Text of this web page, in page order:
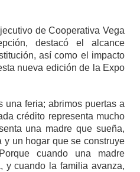
de Cooperativa Vega
destacó el alcance
así como el impacto
nueva edición de la Expo
una feria; abrimos puertas a
crédito representa mucho
una madre que sueña,
y un hogar que se construye
cuando una madre
y cuando la familia avanza,